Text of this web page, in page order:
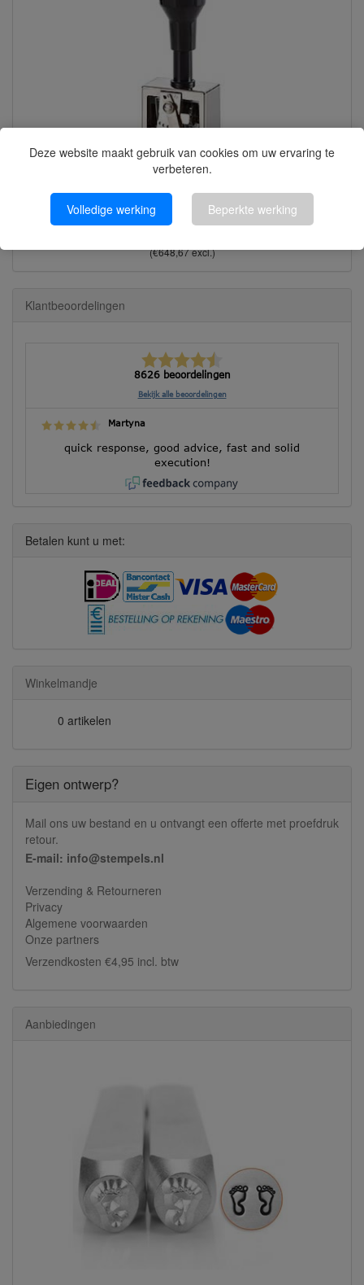
Deze website maakt gebruik van cookies om uw ervaring te
verbeteren.
Volledige werking Beperkte werking
Reiner Numeroteur B2 | terugnummerend | 4,5 mm | Blok
(€648,67 excl.)
Klantbeoordelingen
8626 beoordelingen
Bekijk alle beoordelingen
Martyna
quick response, good advice, fast and solid
execution!
Betalen kunt u met:
Winkelmandje
0 artikelen
Eigen ontwerp?
Mail ons uw bestand en u ontvangt een offerte met proefdruk
retour.
E-mail: info@stempels.nl
Verzending & Retourneren
Privacy
Algemene voorwaarden
Onze partners
Verzendkosten €4,95 incl. btw
Aanbiedingen